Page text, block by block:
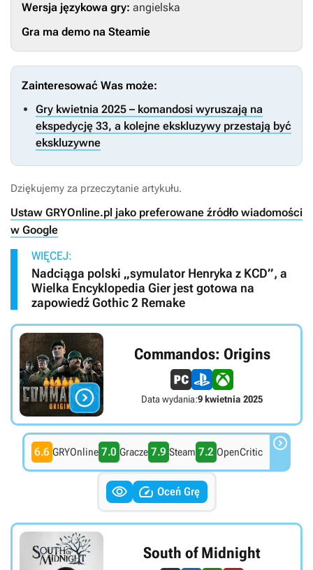
Wersja językowa gry: angielska
Gra ma demo na Steamie
Zainteresować Was może:
Gry kwietnia 2025 – komandosi wyruszają na
ekspedycję 33, a kolejne ekskluzywy przestają być
ekskluzywne
Dziękujemy za przeczytanie artykułu.
Ustaw GRYOnline.pl jako preferowane źródło wiadomości
w Google
WIĘCEJ:
Nadciąga polski „symulator Henryka z KCD”, a
Wielka Encyklopedia Gier jest gotowa na
zapowiedź Gothic 2 Remake

Commandos: Origins
Data wydania:9 kwietnia 2025
6.6 GRYOnline 7.0 Gracze 7.9 Steam 7.2 OpenCritic 
  Oceń Grę
South of Midnight